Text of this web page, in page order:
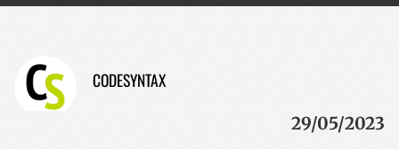
CODESYNTAX
29/05/2023